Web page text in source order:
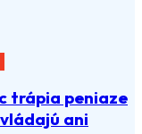
trápia peniaze
ani